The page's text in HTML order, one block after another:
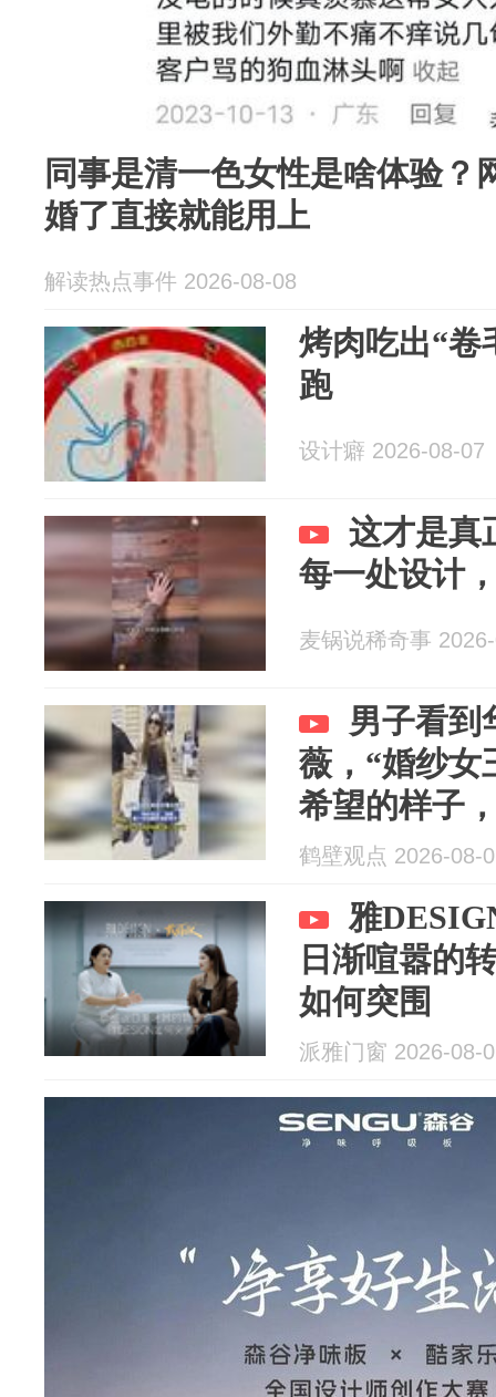
同事是清一色女性是啥体验？
婚了直接就能用上
解读热点事件 2026-08-08
烤肉吃出“卷
跑
设计癖 2026-08-07
这才是真
每一处设计
麦锅说稀奇事
男子看到
薇，“婚纱女
希望的样子
已经77岁了
鹤壁观点 2026-08-
雅
日渐喧嚣的
如何突围
派雅门窗 2026-08-